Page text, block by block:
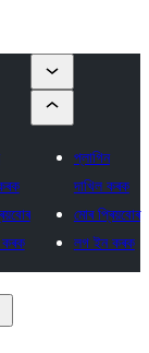
প্লাগিন
দাখিল কৰক
মোৰ প্ৰিয়বোৰ
লগ ইন কৰক